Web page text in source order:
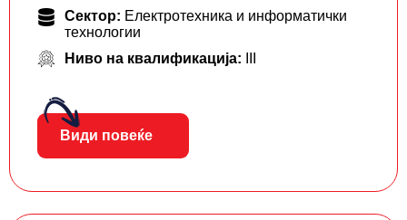
Сектор: Електротехника и информатички
технологии
Ниво на квалификација:
Види повеќе